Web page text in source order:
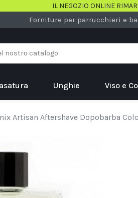
IL NEGOZIO ONLINE
Forniture per parrucchieri e
Unghie Viso e
Artisan Aftershave Dopobarba